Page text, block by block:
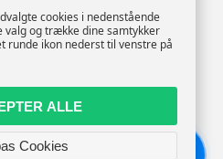
cookies i nedenstående
valg og trække dine samtykker
runde ikon nederst til venstre på
ALLE
Cookies